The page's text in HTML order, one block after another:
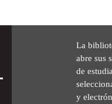
La
abre sus
de
y